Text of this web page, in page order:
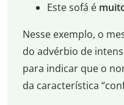
Este sofá é
Nesse exemplo, o
do advérbio de
para indicar que o
da característica